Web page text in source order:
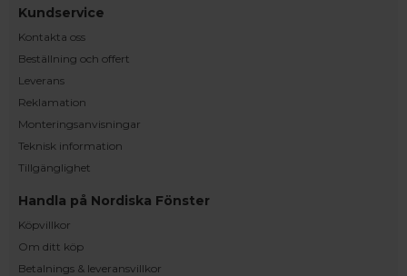
Kundservice
Kontakta oss
Beställning och offert
Leverans
Reklamation
Monteringsanvisningar
Teknisk information
Tillgänglighet
Handla på Nordiska Fönster
Köpvillkor
Om ditt köp
Betalnings & leveransvillkor